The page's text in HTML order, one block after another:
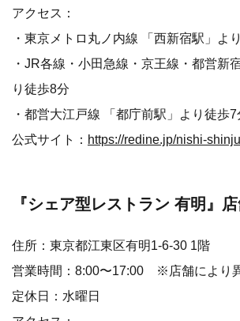
アクセス：
・東京メトロ丸ノ内線 「西新宿駅」よ
・JR各線・小田急線・京王線・都営新
り徒歩8分
・都営大江戸線 「都庁前駅」より徒歩7
公式サイト： https://redine.jp/nishi-
『シェア型レストラン 有明』
住所：東京都江東区有明1-6-30 1階
営業時間：8:00〜17:00 ※店舗により
定休日：水曜日